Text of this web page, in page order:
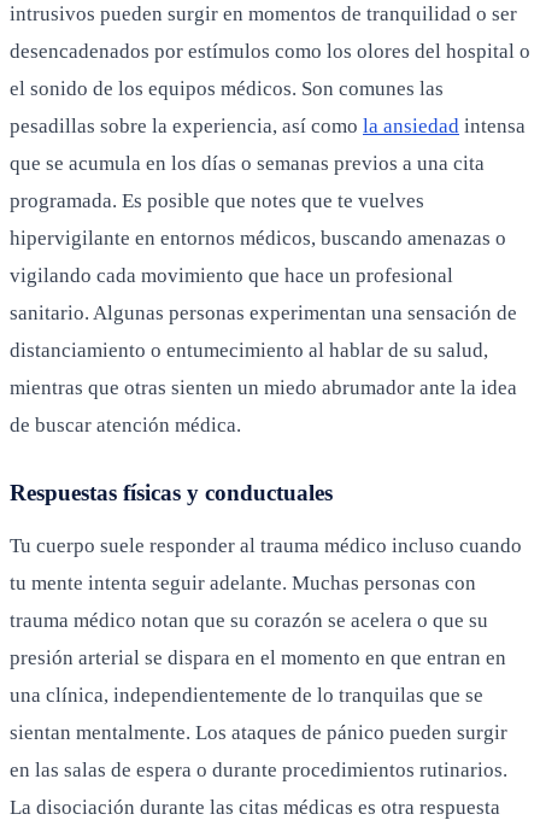
intrusivos pueden surgir en momentos de tranquilidad o ser
desencadenados por estímulos como los olores del hospital o
el sonido de los equipos médicos. Son comunes las
pesadillas sobre la experiencia, así como la ansiedad intensa
que se acumula en los días o semanas previos a una cita
programada. Es posible que notes que te vuelves
hipervigilante en entornos médicos, buscando amenazas o
vigilando cada movimiento que hace un profesional
sanitario. Algunas personas experimentan una sensación de
distanciamiento o entumecimiento al hablar de su salud,
mientras que otras sienten un miedo abrumador ante la idea
de buscar atención médica.
Respuestas físicas y conductuales
Tu cuerpo suele responder al trauma médico incluso cuando
tu mente intenta seguir adelante. Muchas personas con
trauma médico notan que su corazón se acelera o que su
presión arterial se dispara en el momento en que entran en
una clínica, independientemente de lo tranquilas que se
sientan mentalmente. Los ataques de pánico pueden surgir
en las salas de espera o durante procedimientos rutinarios.
La disociación durante las citas médicas es otra respuesta